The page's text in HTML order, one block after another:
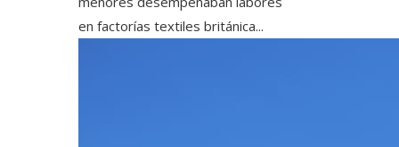
en factorías textiles británica...